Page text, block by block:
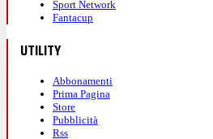
Sport Network
Fantacup
UTILITY
Abbonamenti
Prima Pagina
Store
Pubblicità
Rss